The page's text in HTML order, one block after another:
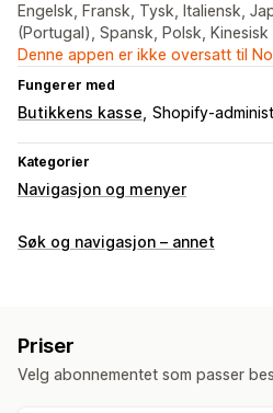
Engelsk, Fransk, Tysk, Italiensk,
(Portugal), Spansk, Polsk,
Denne appen er ikke oversatt til
Fungerer med
Butikkens kasse Shopify-
Kategorier
Navigasjon og menyer
Menystil
Kikking
Festet navigasjonsfelt
Søk og navigasjon – annet
Priser
Velg abonnementet som passer